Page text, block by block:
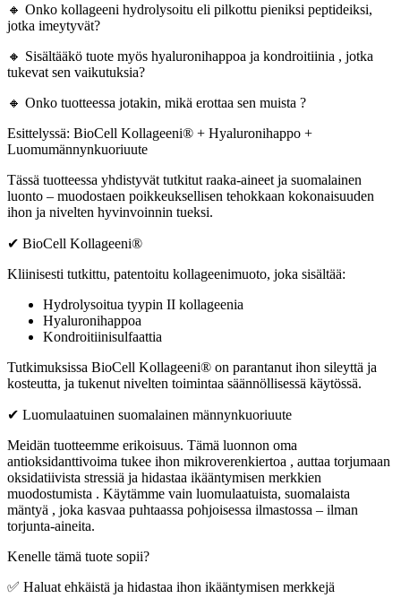
🔸 Onko kollageeni hydrolysoitu eli pilkottu pieniksi peptideiksi,
jotka imeytyvät?
🔸 Sisältääkö tuote myös hyaluronihappoa ja kondroitiinia , jotka
tukevat sen vaikutuksia?
🔸 Onko tuotteessa jotakin, mikä erottaa sen muista ?
Esittelyssä: BioCell Kollageeni® + Hyaluronihappo +
Luomumännynkuoriuute
Tässä tuotteessa yhdistyvät tutkitut raaka-aineet ja suomalainen
luonto – muodostaen poikkeuksellisen tehokkaan kokonaisuuden
ihon ja nivelten hyvinvoinnin tueksi.
✔ BioCell Kollageeni®
Kliinisesti tutkittu, patentoitu kollageenimuoto, joka sisältää:
Hydrolysoitua tyypin II kollageenia
Hyaluronihappoa
Kondroitiinisulfaattia
Tutkimuksissa BioCell Kollageeni® on parantanut ihon sileyttä ja
kosteutta, ja tukenut nivelten toimintaa säännöllisessä käytössä.
✔ Luomulaatuinen suomalainen männynkuoriuute
Meidän tuotteemme erikoisuus. Tämä luonnon oma
antioksidanttivoima tukee ihon mikroverenkiertoa , auttaa torjumaan
oksidatiivista stressiä ja hidastaa ikääntymisen merkkien
muodostumista . Käytämme vain luomulaatuista, suomalaista
mäntyä , joka kasvaa puhtaassa pohjoisessa ilmastossa – ilman
torjunta-aineita.
Kenelle tämä tuote sopii?
✅ Haluat ehkäistä ja hidastaa ihon ikääntymisen merkkejä